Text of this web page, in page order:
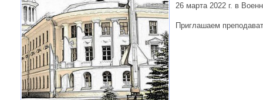
26 марта 2022 г. в
Приглашаем